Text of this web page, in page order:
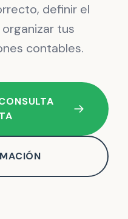
definir el
tus
contables.